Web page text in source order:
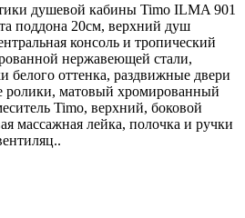
душевой кабины Timo ILMA 901
поддона 20см, верхний душ
консоль и тропический
нержавеющей стали,
белого оттенка, раздвижные двери
матовый хромированный
Timo, верхний, боковой
массажная лейка, полочка и ручки